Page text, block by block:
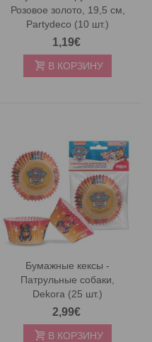
Розовое золото, 19,5 см,
Partydeco (10 шт.)
1,19€
В КОРЗИНУ
Бумажные кексы -
Патрульные собаки,
Dekora (25 шт.)
2,99€
В КОРЗИНУ